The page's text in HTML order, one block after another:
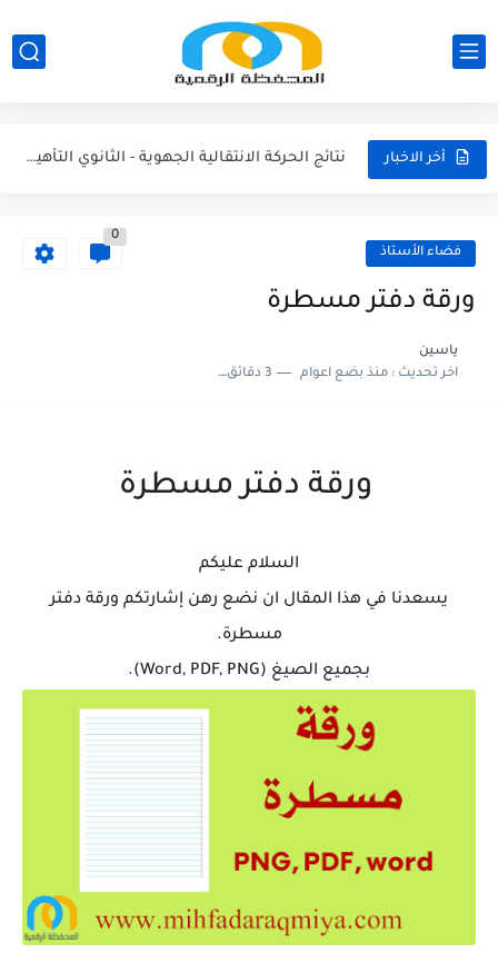
أخر الاخبار
مناصب الإدارة التربوية الشاغرة والمحتمل شعورها بالتعليم الابتدائي 2026/2027
نتائج الحركة الانتقالية الجهوية - الثانوي التأهيلي2026
مقرر الوزاري لتنظيم السنة الدراسية 2026/2027
لائحة العطل 2026/2027
فضاء الأستاذ
0
ورقة دفتر مسطرة
ياسين
اخر تحديث :منذ بضع اعوام 3 دقائق للقراءة
ورقة دفتر مسطرة
السلام عليكم
يسعدنا في هذا المقال ان نضع رهن إشارتكم ورقة دفتر
مسطرة.
بجميع الصيغ (Word, PDF, PNG).